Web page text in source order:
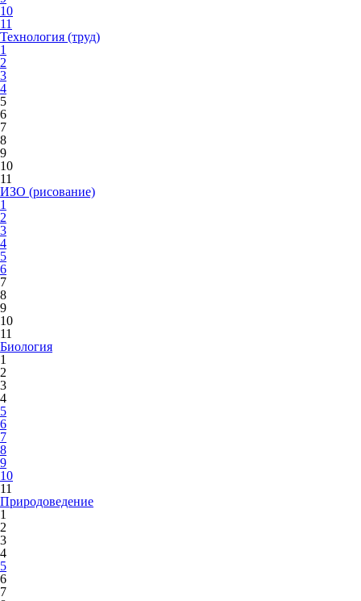
10
11
Технология (труд)
1
2
3
4
5
6
7
8
9
10
11
ИЗО (рисование)
1
2
3
4
5
6
7
8
9
10
11
Биология
1
2
3
4
5
6
7
8
9
10
11
Природоведение
1
2
3
4
5
6
7